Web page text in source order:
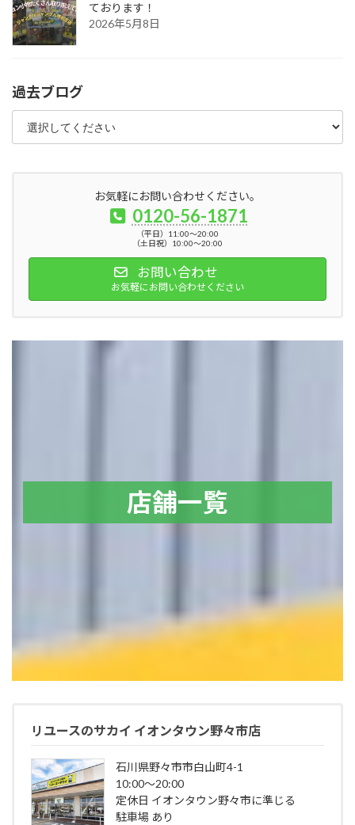
ております！
2026年5月8日
過去ブログ
お気軽にお問い合わせください。
0120-56-1871
（平日）11:00～20:00
（土日祝）10:00～20:00
お問い合わせ
お気軽にお問い合わせください
店舗一覧
リユースのサカイ イオンタウン野々市店
石川県野々市市白山町4-1
10:00～20:00
定休日 イオンタウン野々市に準じる
駐車場 あり